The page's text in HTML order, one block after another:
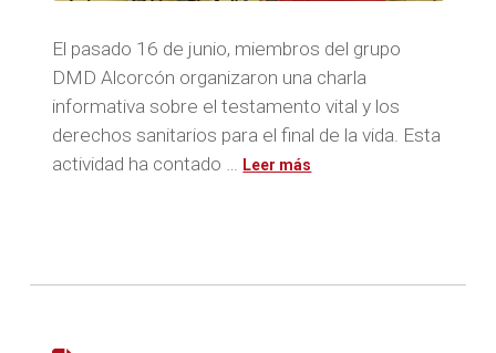
El pasado 16 de junio, miembros del grupo
DMD Alcorcón organizaron una charla
informativa sobre el testamento vital y los
derechos sanitarios para el final de la vida. Esta
actividad ha contado …